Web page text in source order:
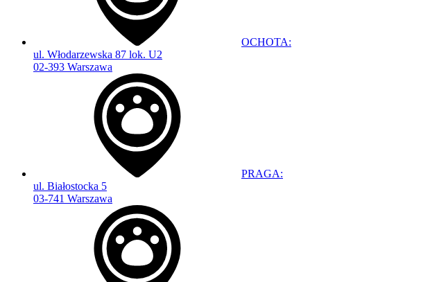
OCHOTA:
ul. Włodarzewska 87 lok. U2
02-393 Warszawa
PRAGA:
ul. Białostocka 5
03-741 Warszawa